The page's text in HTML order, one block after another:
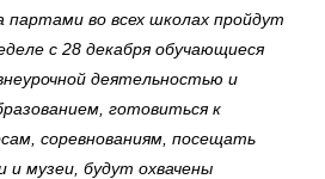
партами во всех школах пройдут
с 28 декабря обучающиеся
деятельностью и
готовиться к
соревнованиям, посещать
и музеи, будут охвачены